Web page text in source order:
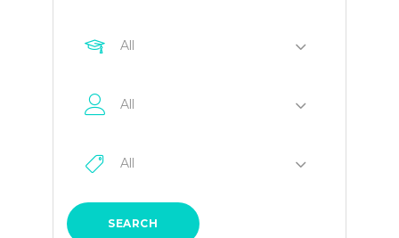
All
All
All
SEARCH